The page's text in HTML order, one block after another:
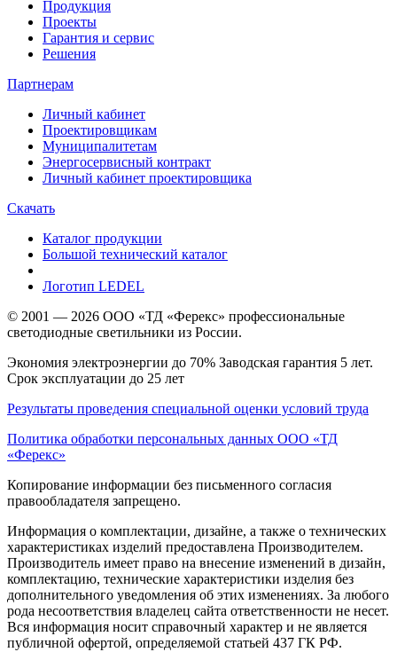
Продукция
Проекты
Гарантия и сервис
Решения
Партнерам
Личный кабинет
Проектировщикам
Муниципалитетам
Энергосервисный контракт
Личный кабинет проектировщика
Скачать
Каталог продукции
Большой технический каталог
Логотип LEDEL
© 2001 — 2026 ООО «ТД «Ферекс» профессиональные
светодиодные светильники из России.
Экономия электроэнергии до 70% Заводская гарантия 5 лет.
Срок эксплуатации до 25 лет
Результаты проведения специальной оценки условий труда
Политика обработки персональных данных ООО «ТД
«Ферекс»
Копирование информации без письменного согласия
правообладателя запрещено.
Информация о комплектации, дизайне, а также о технических
характеристиках изделий предоставлена Производителем.
Производитель имеет право на внесение изменений в дизайн,
комплектацию, технические характеристики изделия без
дополнительного уведомления об этих изменениях. За любого
рода несоответствия владелец сайта ответственности не несет.
Вся информация носит справочный характер и не является
публичной офертой, определяемой статьей 437 ГК РФ.